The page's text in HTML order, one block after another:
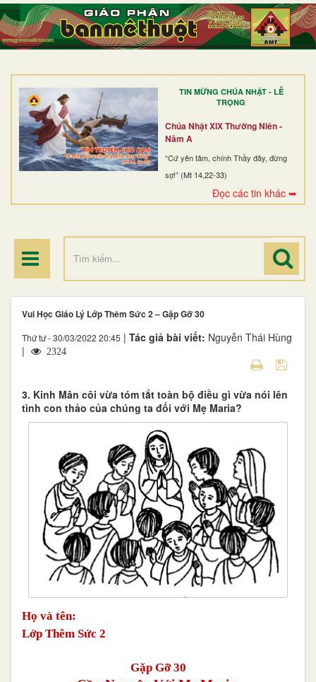
TIN MỪNG CHÚA NHẬT - LỄ
TRỌNG
Chúa Nhật XIX Thường Niên -
Năm A
“Cứ yên tâm, chính Thầy đây, đừng
sợ!” (Mt 14,22-33)
Đọc các tin khác ➥
TRANG NHẤT
GIỚI THIỆU
DÒNG TU
BAN MỤC VỤ
ĐOÀN THỂ CG
ĐIỂM HÀNH HƯƠNG
Vui Học Giáo Lý Lớp Thêm Sức 2 – Gặp Gỡ 30
Thứ tư - 30/03/2022 20:45 | Tác giả bài viết: Nguyễn Thái Hùng
|
2324
3. Kinh Mân côi vừa tóm tắt toàn bộ điều gì vừa nói lên
tình con thảo của chúng ta đối với Mẹ Maria?
Họ và tên:
Lớp Thêm Sức 2
Gặp Gỡ 30